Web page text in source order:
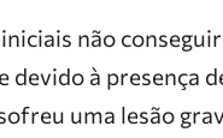
não
à presença
uma lesão